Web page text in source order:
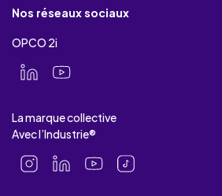
Nos réseaux sociaux
OPCO 2i
La marque collective
Avec l’Industrie®